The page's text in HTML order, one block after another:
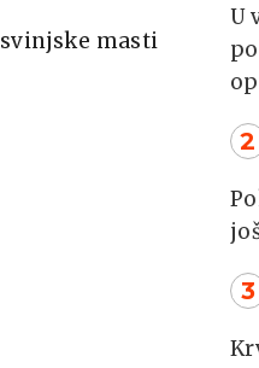
svinjske masti
U
2
3